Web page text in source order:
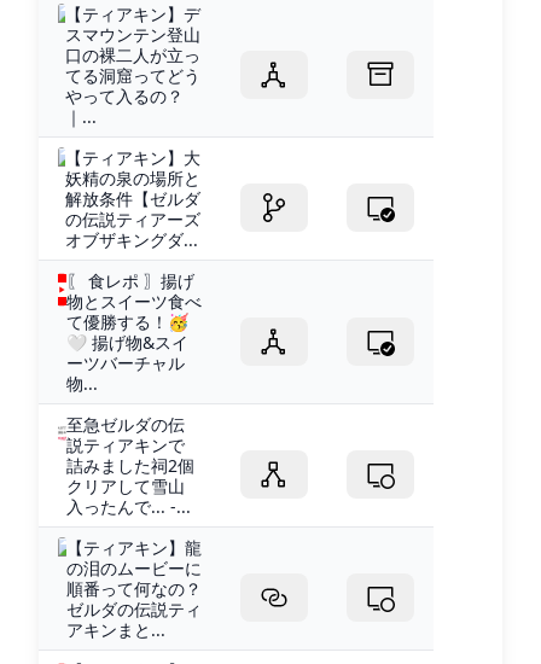
【ティアキン】デ
スマウンテン登山
口の裸二人が立っ
てる洞窟ってどう
やって入るの？
｜...
【ティアキン】大
妖精の泉の場所と
解放条件【ゼルダ
の伝説ティアーズ
オブザキングダ...
〖 食レポ 〗揚げ
物とスイーツ食べ
て優勝する！🥳
🤍 揚げ物&スイ
ーツバーチャル
物...
至急ゼルダの伝
説ティアキンで
詰みました祠2個
クリアして雪山
入ったんで... -...
【ティアキン】龍
の泪のムービーに
順番って何なの？
ゼルダの伝説ティ
アキンまと...